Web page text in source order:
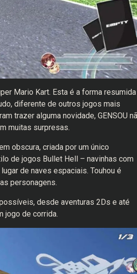
Mario Kart. Esta é a forma resumida
diferente de outros jogos mais
trazer alguma novidade, GENSOU
muitas surpresas.
obscura, criada por um único
de jogos Bullet Hell – navinhas com
de naves espaciais. Touhou é
personagens.
desde aventuras 2Ds e até
jogo de corrida.